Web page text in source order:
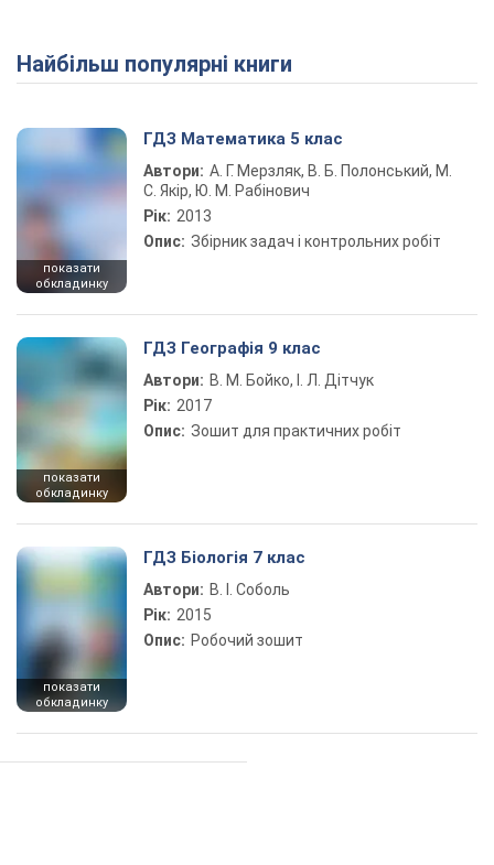
Найбільш популярні книги
показати
обкладинку
ГДЗ Математика 5 клас
Автори: А. Г. Мерзляк, В. Б. Полонський, М.
С. Якір, Ю. М. Рабінович
Рік: 2013
Опис: Збірник задач і контрольних робіт
показати
обкладинку
ГДЗ Географія 9 клас
Автори: В. М. Бойко, І. Л. Дітчук
Рік: 2017
Опис: Зошит для практичних робіт
показати
обкладинку
ГДЗ Біологія 7 клас
Автори: В. І. Соболь
Рік: 2015
Опис: Робочий зошит